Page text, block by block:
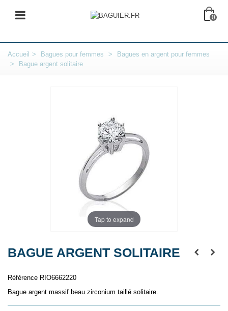
0
Accueil > Bagues pour femmes >
Bagues en argent pour femmes
>
Bague argent solitaire
Tap to expand
BAGUE ARGENT SOLITAIRE
Référence RIO6662220
Bague argent massif beau zirconium taillé solitaire.